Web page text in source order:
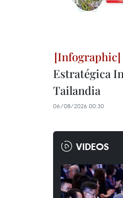
Estratégica
Tailandia
06/08/2026 00:30
VIDEOS